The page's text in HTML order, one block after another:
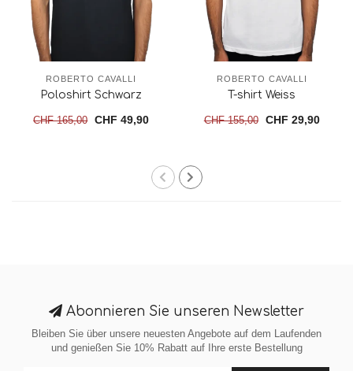
ROBERTO CAVALLI
Poloshirt Schwarz
CHF 165,00 CHF 49,90
ROBERTO CAVALLI
T-shirt Weiss
CHF 155,00 CHF 29,90
Abonnieren Sie unseren Newsletter
Bleiben Sie über unsere neuesten Angebote auf dem Laufenden
und genießen Sie 10% Rabatt auf Ihre erste Bestellung